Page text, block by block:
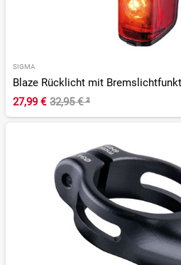
SIGMA
Blaze Rücklicht mit
27,99 € 32,95 €²